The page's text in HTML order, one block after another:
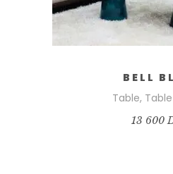
BELL
Table,
13 600